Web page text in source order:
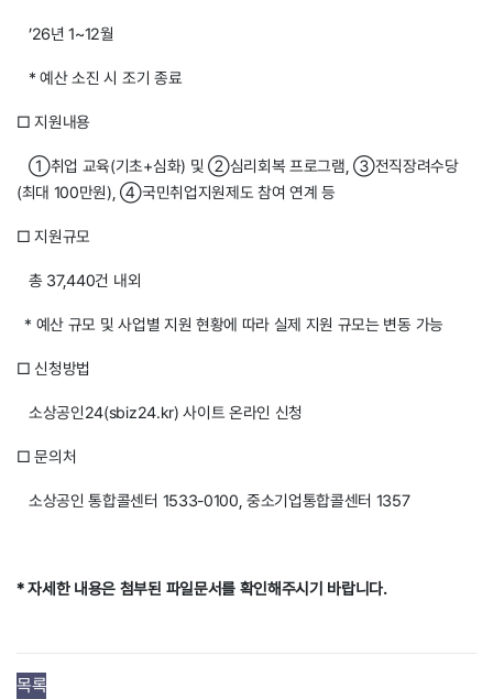
’26년 1~12월
* 예산 소진 시 조기 종료
□ 지원내용
①취업 교육(기초+심화) 및 ②심리회복 프로그램, ③전직장려수당
(최대 100만원), ④국민취업지원제도 참여 연계 등
□ 지원규모
총 37,440건 내외
* 예산 규모 및 사업별 지원 현황에 따라 실제 지원 규모는 변동 가능
□ 신청방법
소상공인24(sbiz24.kr) 사이트 온라인 신청
□ 문의처
소상공인 통합콜센터 1533-0100, 중소기업통합콜센터 1357
* 자세한 내용은 첨부된 파일문서를 확인해주시기 바랍니다.
목록